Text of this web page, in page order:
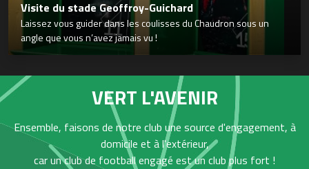
Visite du stade Geoffroy-Guichard
Laissez vous guider dans les coulisses du Chaudron sous un
angle que vous n’avez jamais vu !
VERT L'AVENIR
Ensemble, faisons de notre club une source d'engagement, à
domicile et à l'extérieur,
car un club de football engagé est un club plus fort !